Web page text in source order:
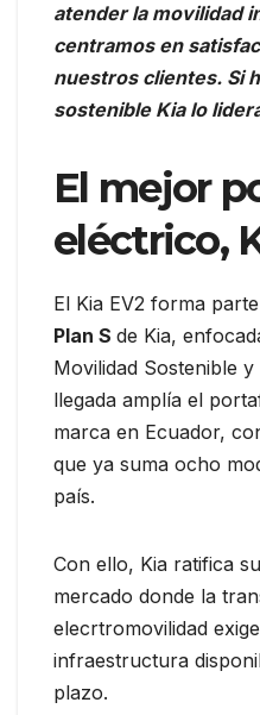
atender la movilidad
centramos en
nuestros clientes. Si
sostenible Kia lo
El mejor
eléctrico,
El Kia EV2 forma
Plan S de Kia,
Movilidad Sostenible
llegada amplía el
marca en Ecuador,
que ya suma ocho
país.
Con ello, Kia ratifica
mercado donde la
elecrtromovilidad
infraestructura
plazo.